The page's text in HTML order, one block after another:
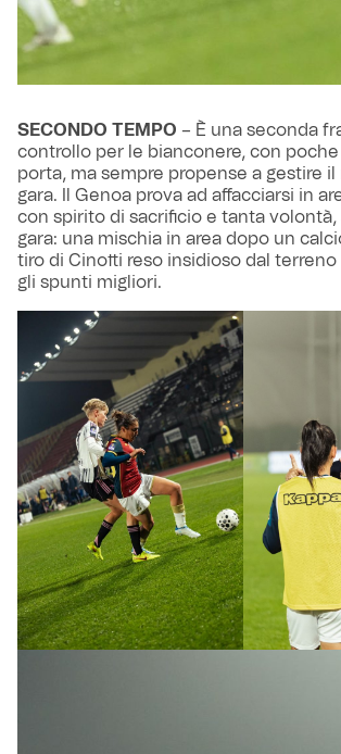
SECONDO TEMPO – È una seconda
controllo per le bianconere, con
porta, ma sempre propense a gestire
gara. Il Genoa prova ad affacciarsi in
con spirito di sacrificio e tanta volontà,
gara: una mischia in area dopo un
tiro di Cinotti reso insidioso dal
gli spunti migliori.